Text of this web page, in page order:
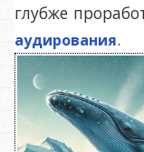
глубже
аудирования.